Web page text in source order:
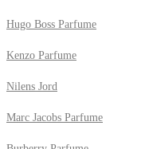
Hugo Boss Parfume
Kenzo Parfume
Nilens Jord
Marc Jacobs Parfume